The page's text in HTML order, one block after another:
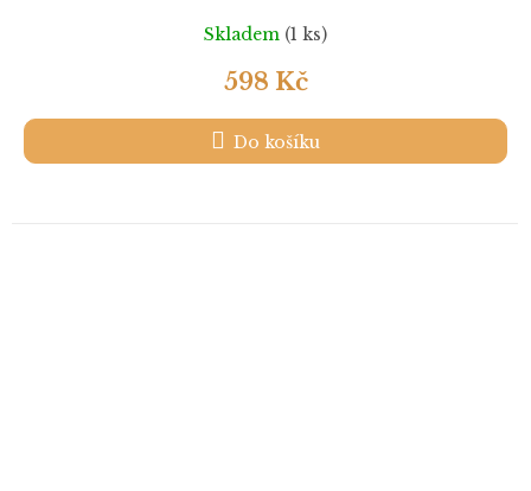
Skladem (1 ks)
598 Kč
Do košíku